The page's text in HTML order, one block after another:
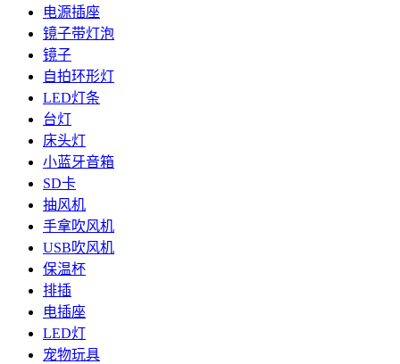
电源插座
镜子带灯泡
镜子
自拍环形灯
LED灯条
台灯
床头灯
小蓝牙音箱
SD卡
抽风机
手拿吹风机
USB吹风机
保温杯
排插
电插座
LED灯
宠物玩具